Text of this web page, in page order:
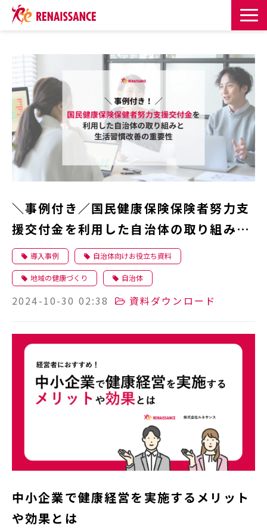
課題・目的からサービスを探す
導入事例
お知らせ
お役立ち記事一覧
お役立ち資料
イベント・セミナー
＼事例付き／国民健康保険保険者努力支
援交付金を利用した自治体の取り組みと
生活習慣改善の重要性
導入事例 自治体向けお役立ち資料
地域の健康づくり 自治体
2024-10-30 02:38 資料ダウンロード
中小企業で健康経営を実施するメリット
や効果とは